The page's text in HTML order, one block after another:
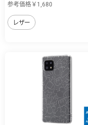
参考価格￥1,680
レザー